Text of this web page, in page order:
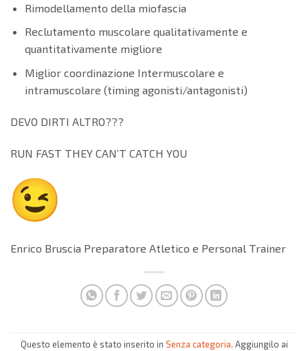
Rimodellamento della miofascia
Reclutamento muscolare qualitativamente e
quantitativamente migliore
Miglior coordinazione Intermuscolare e
intramuscolare (timing agonisti/antagonisti)
DEVO DIRTI ALTRO???
RUN FAST THEY CAN’T CATCH YOU
Enrico Bruscia Preparatore Atletico e Personal Trainer
Questo elemento è stato inserito in Senza categoria. Aggiungilo ai